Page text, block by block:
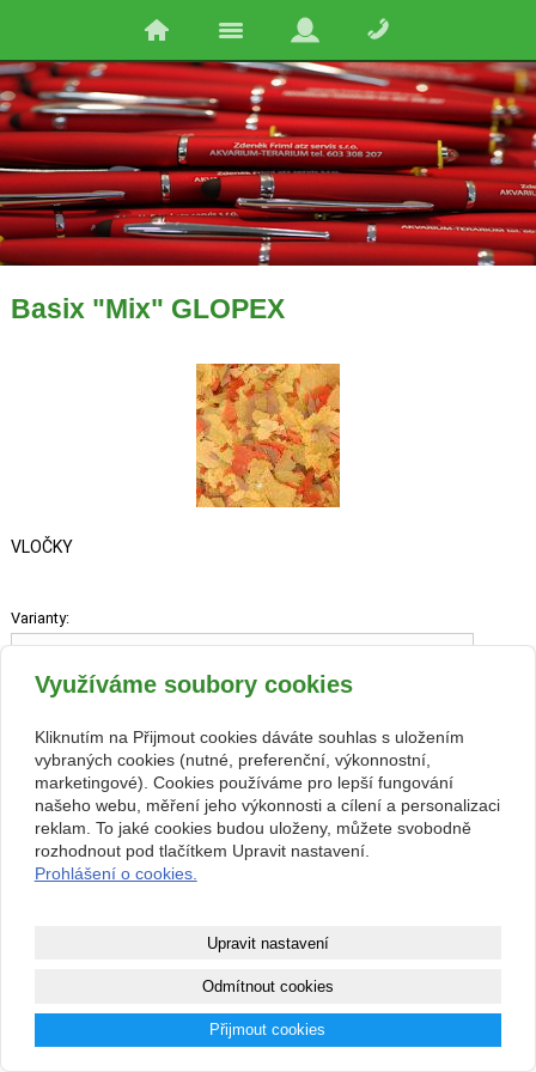
Basix "Mix" GLOPEX
VLOČKY
Varianty:
100 CZK
© 2017 www.akvarium-terarium.cz| All rights reserved
Využíváme soubory cookies
Kliknutím na Přijmout cookies dáváte souhlas s uložením
vybraných cookies (nutné, preferenční, výkonnostní,
marketingové). Cookies používáme pro lepší fungování
našeho webu, měření jeho výkonnosti a cílení a personalizaci
reklam. To jaké cookies budou uloženy, můžete svobodně
rozhodnout pod tlačítkem Upravit nastavení.
Prohlášení o cookies.
Upravit nastavení
Odmítnout cookies
Přijmout cookies